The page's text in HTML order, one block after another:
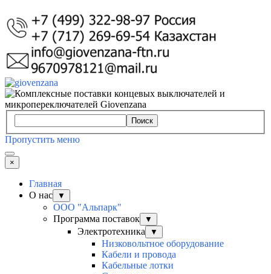
Поиск
Пропустить меню
×
Главная
О нас
▼
ООО "Альпарк"
Программа поставок
▼
Электротехника ▼
Низковольтное оборудование
Кабели и провода
Кабельные лотки